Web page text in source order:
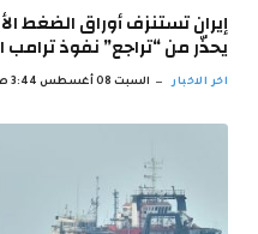
إيران تستنزف أوراق الضغط
يحذّر من “تراجع” نفوذ
اخر الاخبار السبت 08 أغسطس 3:44 ص